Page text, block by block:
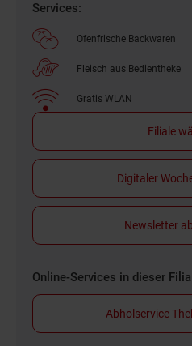
Services:
Ofenfrische Backwaren
Fleisch aus Bedientheke
Gratis WLAN
Filiale
Digitaler
Newsletter
Online-Services in dieser
Abholservice